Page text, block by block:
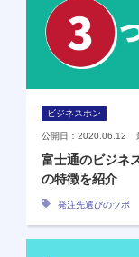
ビジネスホン
公開日：2020.06.12
富士通のビジネ
の特徴を紹介
発注先選びのツボ